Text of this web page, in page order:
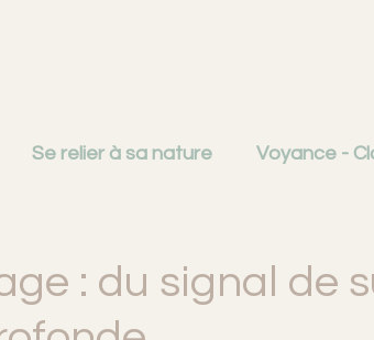
Se relier à sa nature Voyance -
La question du deuil
: du signal de